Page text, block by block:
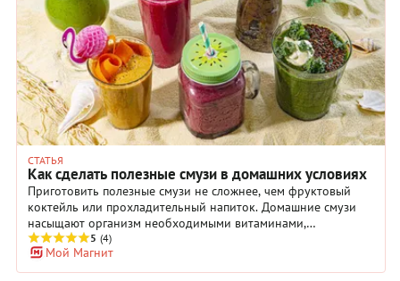
СТАТЬЯ
Как сделать полезные смузи в домашних условиях
Приготовить полезные смузи не сложнее, чем фруктовый
коктейль или прохладительный напиток. Домашние смузи
насыщают организм необходимыми витаминами,
используются как детокс-продукт и средство для похудения.
В нашей подборке собраны смузи с ягодами, фруктами и
овощами на любой вкус. Вы можете варьировать
5 (4)
Мой Магнит